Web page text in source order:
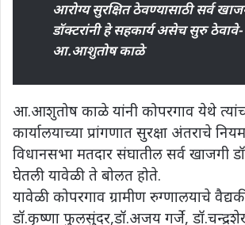
आरोग्य सुरक्षित ठेवण्यासाठी सर्व
डॉक्टरांनी हे सहकार्य असेच सुरु ठेवावे-
आ.आशुतोष काळे
आ.आशुतोष काळे यांनी कोपरगाव येथे
कार्यालयाच्या प्रांगणात सुरक्षा अंतराचे
विधानसभा मतदार संघातील सर्व खाजगी
घेतली यावेळी ते बोलत होते.
यावेळी कोपरगाव ग्रामीण रुग्णालयाचे
डॉ.कृष्णा फुलसुंदर,डॉ.अजय गर्जे,